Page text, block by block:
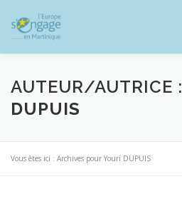
contenu
AUTEUR/AUTRICE :
DUPUIS
Vous êtes ici : Archives pour Youri DUPUIS